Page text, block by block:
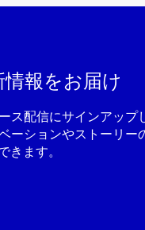
情報をお届け
ス配信にサインアップ
ーションやストーリー
きます。